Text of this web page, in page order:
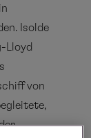
Isolde
Lloyd
von